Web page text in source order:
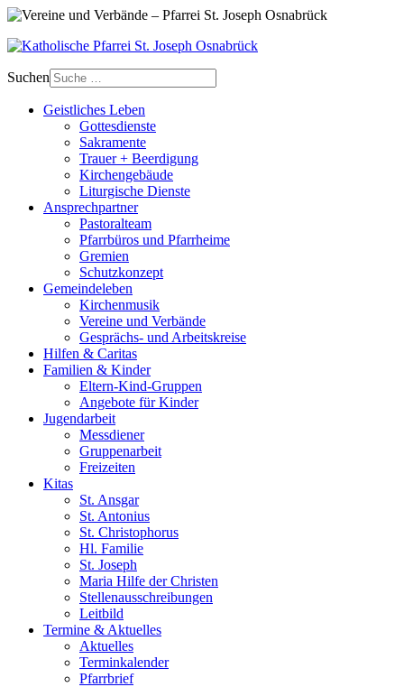
Suchen
Geistliches Leben
Gottesdienste
Sakramente
Trauer + Beerdigung
Kirchengebäude
Liturgische Dienste
Ansprech­partner
Pastoralteam
Pfarrbüros und Pfarrheime
Gremien
Schutzkonzept
Gemeinde­leben
Kirchenmusik
Vereine und Verbände
Gesprächs- und Arbeitskreise
Hilfen & Caritas
Familien & Kinder
Eltern-Kind-Gruppen
Angebote für Kinder
Jugend­arbeit
Messdiener
Gruppenarbeit
Freizeiten
Kitas
St. Ansgar
St. Antonius
St. Christophorus
Hl. Familie
St. Joseph
Maria Hilfe der Christen
Stellenausschreibungen
Leitbild
Termine & Aktuelles
Aktuelles
Terminkalender
Pfarrbrief